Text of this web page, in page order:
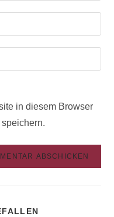
in diesem Browser